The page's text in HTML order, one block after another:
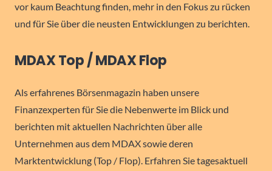
vor kaum Beachtung finden, mehr in den Fokus zu rücken
und für Sie über die neusten Entwicklungen zu berichten.
MDAX Top / MDAX Flop
Als erfahrenes Börsenmagazin haben unsere
Finanzexperten für Sie die Nebenwerte im Blick und
berichten mit aktuellen Nachrichten über alle
Unternehmen aus dem MDAX sowie deren
Marktentwicklung (Top / Flop). Erfahren Sie tagesaktuell